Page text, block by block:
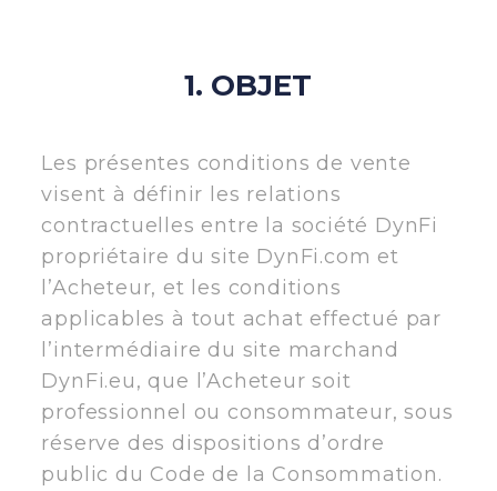
1. OBJET
Les présentes conditions de vente
visent à définir les relations
contractuelles entre la société DynFi
propriétaire du site DynFi.com et
l’Acheteur, et les conditions
applicables à tout achat effectué par
l’intermédiaire du site marchand
DynFi.eu, que l’Acheteur soit
professionnel ou consommateur, sous
réserve des dispositions d’ordre
public du Code de la Consommation.